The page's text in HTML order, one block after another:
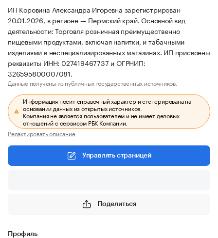
ИП Коровина Александра Игоревна зарегистрирован
20.01.2026, в регионе — Пермский край. Основной вид
деятельности: Торговля розничная преимущественно
пищевыми продуктами, включая напитки, и табачными
изделиями в неспециализированных магазинах. ИП присвоены
реквизиты ИНН: 027419467737 и ОГРНИП:
326595800007081.
Данные получены из публичных государственных источников.
Информация носит справочный характер и сгенерирована на
основании данных из открытых источников.
Компания не является пользователем и не имеет деловых
отношений с сервисом РБК Компании.
Редактировать описание
Управлять страницей
Поделиться
Профиль